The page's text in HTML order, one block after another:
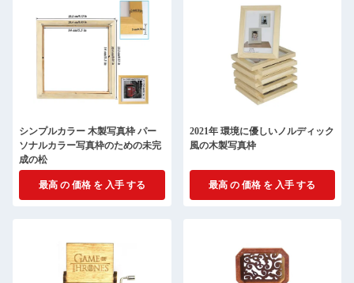
シンプルカラー 木製写真枠 パー
ソナルカラー写真枠のための未完
成の松
最高 の 価格 を 入手 する
2021年 環境に優しいノルディック
風の木製写真枠
最高 の 価格 を 入手 する